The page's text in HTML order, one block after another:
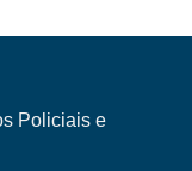
Policiais e